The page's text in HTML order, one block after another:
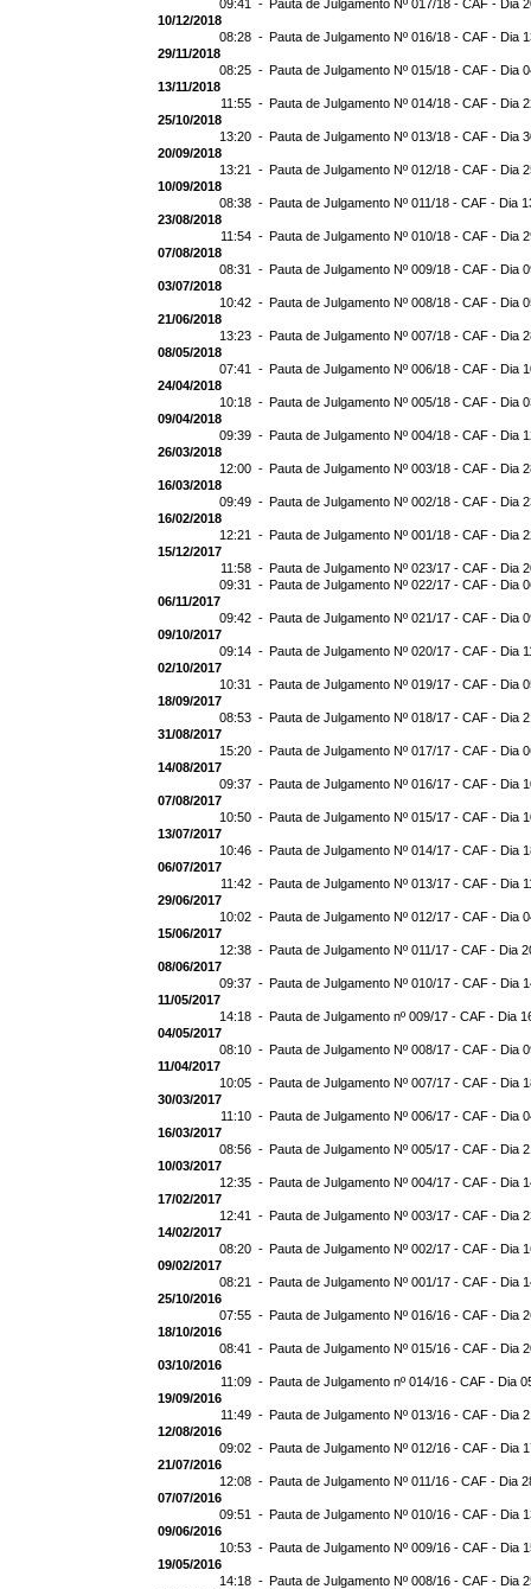
09:41 - Pauta de Julgamento Nº 017/18 - CAF - Dia
10/12/2018
08:28 - Pauta de Julgamento Nº 016/18 - CAF - Dia
29/11/2018
08:25 - Pauta de Julgamento Nº 015/18 - CAF - Dia
13/11/2018
11:55 - Pauta de Julgamento Nº 014/18 - CAF - Dia
25/10/2018
13:20 - Pauta de Julgamento Nº 013/18 - CAF - Dia
20/09/2018
13:21 - Pauta de Julgamento Nº 012/18 - CAF - Dia
10/09/2018
08:38 - Pauta de Julgamento Nº 011/18 - CAF - Dia
23/08/2018
11:54 - Pauta de Julgamento Nº 010/18 - CAF - Dia
07/08/2018
08:31 - Pauta de Julgamento Nº 009/18 - CAF - Dia
03/07/2018
10:42 - Pauta de Julgamento Nº 008/18 - CAF - Dia
21/06/2018
13:23 - Pauta de Julgamento Nº 007/18 - CAF - Dia
08/05/2018
07:41 - Pauta de Julgamento Nº 006/18 - CAF - Dia
24/04/2018
10:18 - Pauta de Julgamento Nº 005/18 - CAF - Dia
09/04/2018
09:39 - Pauta de Julgamento Nº 004/18 - CAF - Dia
26/03/2018
12:00 - Pauta de Julgamento Nº 003/18 - CAF - Dia
16/03/2018
09:49 - Pauta de Julgamento Nº 002/18 - CAF - Dia
16/02/2018
12:21 - Pauta de Julgamento Nº 001/18 - CAF - Dia
15/12/2017
11:58 - Pauta de Julgamento Nº 023/17 - CAF - Dia
09:31 - Pauta de Julgamento Nº 022/17 - CAF - Dia
06/11/2017
09:42 - Pauta de Julgamento Nº 021/17 - CAF - Dia
09/10/2017
09:14 - Pauta de Julgamento Nº 020/17 - CAF - Dia
02/10/2017
10:31 - Pauta de Julgamento Nº 019/17 - CAF - Dia
18/09/2017
08:53 - Pauta de Julgamento Nº 018/17 - CAF - Dia
31/08/2017
15:20 - Pauta de Julgamento Nº 017/17 - CAF - Dia
14/08/2017
09:37 - Pauta de Julgamento Nº 016/17 - CAF - Dia
07/08/2017
10:50 - Pauta de Julgamento Nº 015/17 - CAF - Dia
13/07/2017
10:46 - Pauta de Julgamento Nº 014/17 - CAF - Dia
06/07/2017
11:42 - Pauta de Julgamento Nº 013/17 - CAF - Dia
29/06/2017
10:02 - Pauta de Julgamento Nº 012/17 - CAF - Dia
15/06/2017
12:38 - Pauta de Julgamento Nº 011/17 - CAF - Dia
08/06/2017
09:37 - Pauta de Julgamento Nº 010/17 - CAF - Dia
11/05/2017
14:18 - Pauta de Julgamento nº 009/17 - CAF - Dia
04/05/2017
08:10 - Pauta de Julgamento Nº 008/17 - CAF - Dia
11/04/2017
10:05 - Pauta de Julgamento Nº 007/17 - CAF - Dia
30/03/2017
11:10 - Pauta de Julgamento Nº 006/17 - CAF - Dia
16/03/2017
08:56 - Pauta de Julgamento Nº 005/17 - CAF - Dia
10/03/2017
12:35 - Pauta de Julgamento Nº 004/17 - CAF - Dia
17/02/2017
12:41 - Pauta de Julgamento Nº 003/17 - CAF - Dia
14/02/2017
08:20 - Pauta de Julgamento Nº 002/17 - CAF - Dia
09/02/2017
08:21 - Pauta de Julgamento Nº 001/17 - CAF - Dia
25/10/2016
07:55 - Pauta de Julgamento Nº 016/16 - CAF - Dia
18/10/2016
08:41 - Pauta de Julgamento Nº 015/16 - CAF - Dia
03/10/2016
11:09 - Pauta de Julgamento nº 014/16 - CAF - Dia
19/09/2016
11:49 - Pauta de Julgamento Nº 013/16 - CAF - Dia
12/08/2016
09:02 - Pauta de Julgamento Nº 012/16 - CAF - Dia
21/07/2016
12:08 - Pauta de Julgamento Nº 011/16 - CAF - Dia
07/07/2016
09:51 - Pauta de Julgamento Nº 010/16 - CAF - Dia
09/06/2016
10:53 - Pauta de Julgamento Nº 009/16 - CAF - Dia
19/05/2016
14:18 - Pauta de Julgamento Nº 008/16 - CAF - Dia